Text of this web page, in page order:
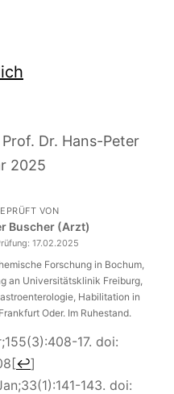
Dr. Hans-Peter
2025
VON
Buscher (Arzt)
17.02.2025
Forschung in Bochum,
an Universitätsklinik Freiburg,
Habilitation in
Oder. Im Ruhestand.
17. doi:
[↩]
143. doi: